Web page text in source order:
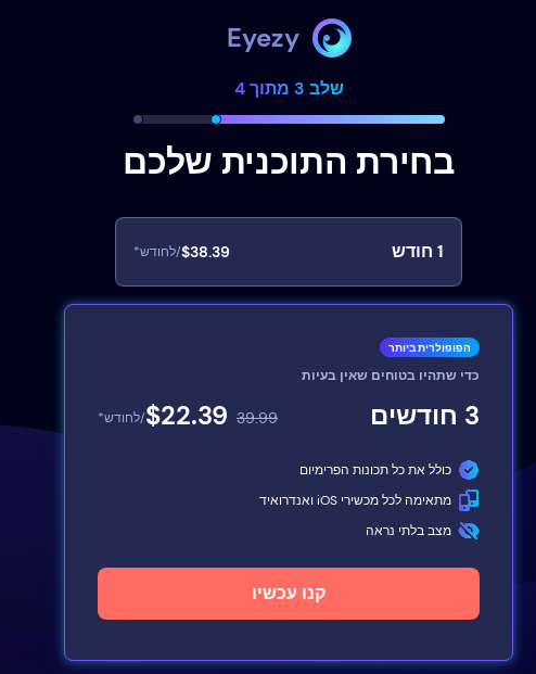
Eyezy
שלב 3 מתוך 4
בחירת התוכנית שלכם
1 חודש $38.39/לחודש*
הפופולרית ביותר
כדי שתהיו בטוחים שאין בעיות
3 חודשים 39.99
$22.39/לחודש*
כולל את כל תכונות הפרימיום
מתאימה לכל מכשירי iOS ואנדרואיד
מצב בלתי נראה
קנו עכשיו